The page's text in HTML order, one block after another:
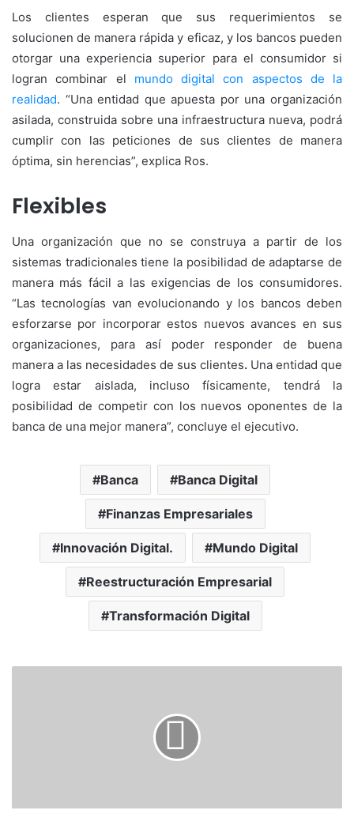
Los clientes esperan que sus requerimientos se
solucionen de manera rápida y eficaz, y los bancos pueden
otorgar una experiencia superior para el consumidor si
logran combinar el mundo digital con aspectos de la
realidad. “Una entidad que apuesta por una organización
asilada, construida sobre una infraestructura nueva, podrá
cumplir con las peticiones de sus clientes de manera
óptima, sin herencias”, explica Ros.
Flexibles
Una organización que no se construya a partir de los
sistemas tradicionales tiene la posibilidad de adaptarse de
manera más fácil a las exigencias de los consumidores.
“Las tecnologías van evolucionando y los bancos deben
esforzarse por incorporar estos nuevos avances en sus
organizaciones, para así poder responder de buena
manera a las necesidades de sus clientes. Una entidad que
logra estar aislada, incluso físicamente, tendrá la
posibilidad de competir con los nuevos oponentes de la
banca de una mejor manera”, concluye el ejecutivo.
Banca Banca Digital
Finanzas Empresariales
Innovación Digital. Mundo Digital
Reestructuración Empresarial
Transformación Digital